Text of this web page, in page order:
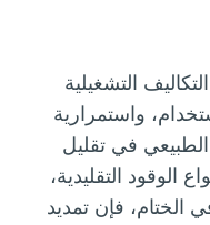
التشغيلية
واستمرارية
الطبيعي في تقليل
الوقود التقليدية،
الختام، فإن تمديد